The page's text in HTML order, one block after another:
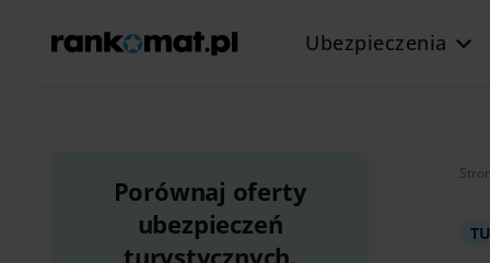
Ubezpieczenia
Porównaj oferty
ubezpieczeń
turystycznych.